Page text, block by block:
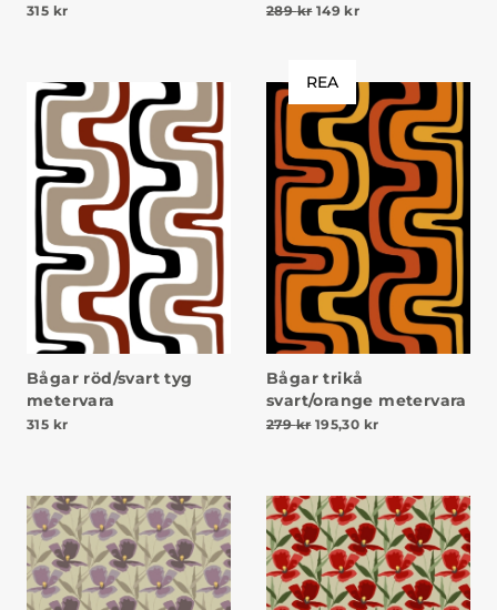
315 kr 289kr Det ursprungliga priset
149 krDet nuvarande
Bågar röd/svart tyg
metervara
315 kr
REA
Bågar trikå
svart/orange metervara
279kr Det ursprungliga priset
195,30 krDet nuvarande